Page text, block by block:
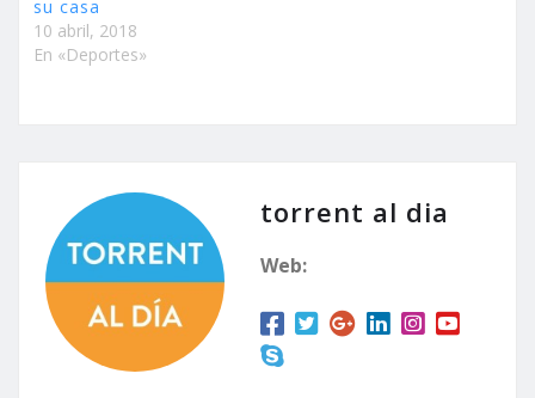
su casa
10 abril, 2018
En «Deportes»
torrent al dia
Web: